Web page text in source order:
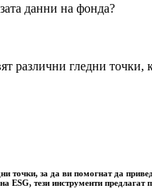
данни на фонда?
различни гледни точки,
за да ви помогнат да
ESG, тези инструменти